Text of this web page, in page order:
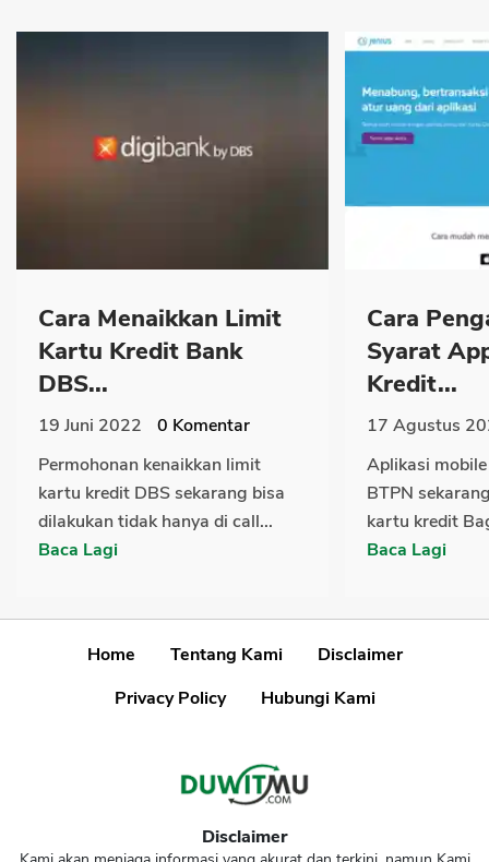
Cara Menaikkan Limit
Kartu Kredit Bank
DBS...
19 Juni 2022 0 Komentar
Permohonan kenaikkan limit
kartu kredit DBS sekarang bisa
dilakukan tidak hanya di call...
Baca Lagi
Cara
Syarat
Kredit...
17 Agustus
Aplikasi
BTPN
kartu kredit
Baca Lagi
Home Tentang Kami
Disclaimer
Privacy Policy
Hubungi Kami
Disclaimer